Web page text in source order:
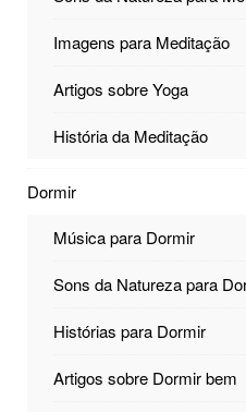
Imagens para Meditação
Artigos sobre Yoga
História da Meditação
Dormir
Música para Dormir
Sons da Natureza para
Histórias para Dormir
Artigos sobre Dormir bem